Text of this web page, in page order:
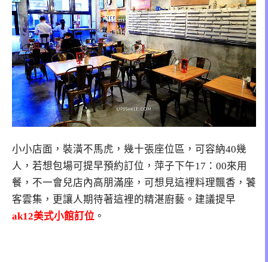
小小店面，裝潢不馬虎，幾十張座位區，可容納40幾
人，若想包場可提早預約訂位，萍子下午17：00來用
餐，不一會兒店內高朋滿座，可想見這裡料理飄香，饕
客雲集，更讓人期待著這裡的精湛廚藝。建議提早
ak12美式小館訂位 。